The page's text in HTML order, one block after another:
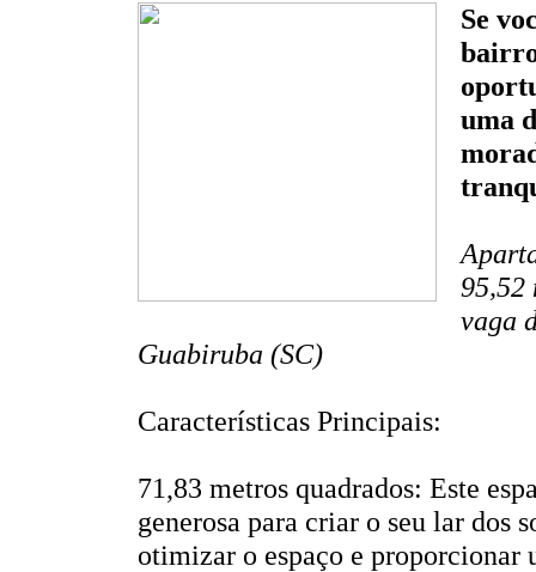
Se
uma
95,52
vaga
Guabiruba (SC)
Características Principais:
71,83 metros quadrados: Este
generosa para criar o seu lar dos
otimizar o espaço e proporcionar